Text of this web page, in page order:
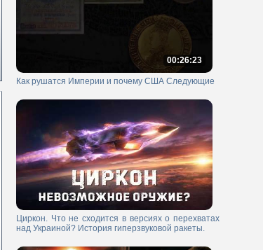
00:26:23
Как рушатся Империи и почему США Следующие
Циркон. Что не сходится в версиях о перехватах
над Украиной? История гиперзвуковой ракеты.